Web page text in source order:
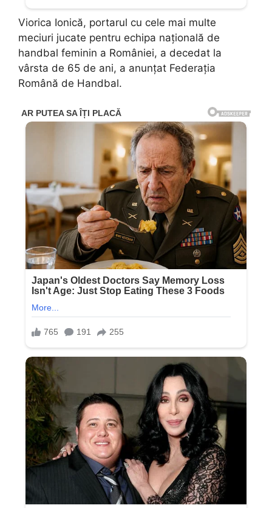
Viorica Ionică, portarul cu cele mai multe
meciuri jucate pentru echipa națională de
handbal feminin a României, a decedat la
vârsta de 65 de ani, a anunțat Federația
Română de Handbal.